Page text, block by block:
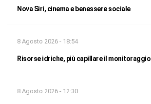
Nova Siri, cinema e benessere sociale
8 Agosto 2026 - 18:54
Risorse idriche, più capillare il monitoraggio
8 Agosto 2026 - 12:30